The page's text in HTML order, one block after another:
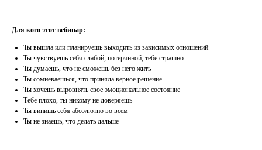
Для кого этот вебинар:
Ты вышла или планируешь выходить из зависимых отношений
Ты чувствуешь себя слабой, потерянной, тебе страшно
Ты думаешь, что не сможешь без него жить
Ты сомневаешься, что приняла верное решение
Ты хочешь выровнять свое эмоциональное состояние
Тебе плохо, ты никому не доверяешь
Ты винишь себя абсолютно во всем
Ты не знаешь, что делать дальше